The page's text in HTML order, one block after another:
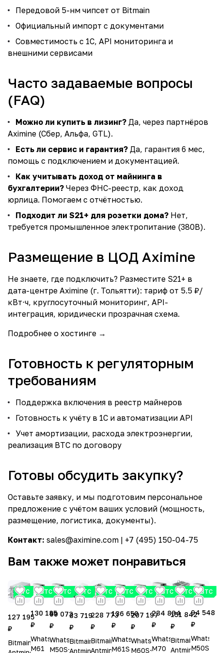
Передовой 5-нм чипсет от Bitmain
Официальный импорт с документами
Совместимость с 1С, API мониторинга и
внешними сервисами
Часто задаваемые вопросы
(FAQ)
Можно ли купить в лизинг? Да, через партнёров
Aximine (Сбер, Альфа, GTL).
Есть ли сервис и гарантия? Да, гарантия 6 мес,
помощь с подключением и документацией.
Как учитывать доход от майнинга в
бухгалтерии? Через ФНС-реестр, как доход
юрлица. Помогаем с отчётностью.
Подходит ли S21+ для розетки дома? Нет,
требуется промышленное электропитание (380В).
Размещение в ЦОД Aximine
Не знаете, где подключить? Разместите S21+ в
дата-центре Aximine (г. Тольятти): тариф от 5.5 ₽/
кВт⋅ч, круглосуточный мониторинг, API-
интеграция, юридически прозрачная схема.
Подробнее о хостинге →
Готовность к регуляторным
требованиям
Поддержка включения в реестр майнеров
Готовность к учёту в 1С и автоматизации API
Учет амортизации, расхода электроэнергии,
реализация BTC по договору
Готовы обсудить закупку?
Оставьте заявку, и мы подготовим персональное
предложение с учётом ваших условий (мощность,
размещение, логистика, документы).
Контакт: sales@aximine.com | +7 (495) 150-04-75
Вам также может понравиться
BTC
127 195
₽
Bitmain
BTC
130 185
₽
Whatsminer
M61
BTC
99 073
₽
Whatsminer
M50S++
BTC
83 719
₽
Bitmain
Antminer
BTC
228 773
₽
Bitmain
Antminer
BTC
136 650
₽
Whatsminer
M61S
BTC
207 197
₽
Whatsminer
M60S++
BTC
234 834
₽
Whatsminer
M70
BTC
151 842
₽
Bitmain
Antminer
BTC
94 548
₽
M50S